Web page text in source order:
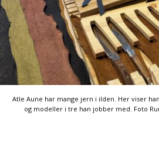
Atle Aune har mange jern i ilden. Her viser
og modeller i tre han jobber med. Foto